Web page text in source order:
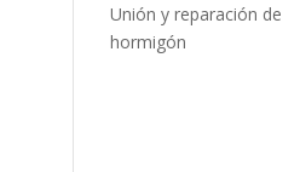
Unión y reparación de
hormigón